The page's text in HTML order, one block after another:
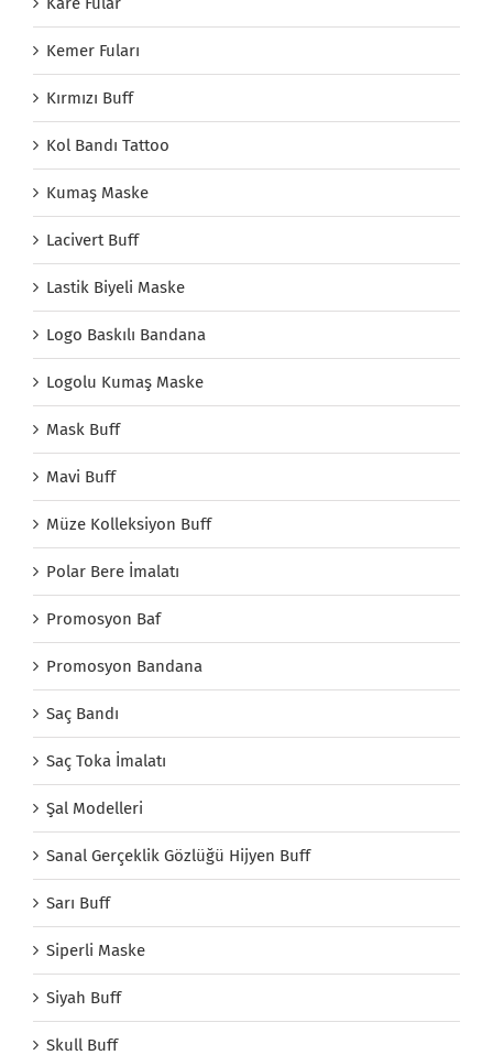
Kemer Fuları
Kırmızı Buff
Kol Bandı Tattoo
Kumaş Maske
Lacivert Buff
Lastik Biyeli Maske
Logo Baskılı Bandana
Logolu Kumaş Maske
Mask Buff
Mavi Buff
Müze Kolleksiyon Buff
Polar Bere İmalatı
Promosyon Baf
Promosyon Bandana
Saç Bandı
Saç Toka İmalatı
Şal Modelleri
Sanal Gerçeklik Gözlüğü Hijyen Buff
Sarı Buff
Siperli Maske
Siyah Buff
Skull Buff